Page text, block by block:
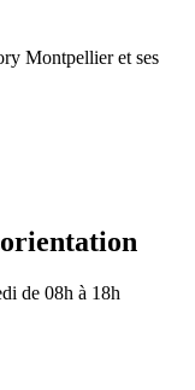
Montpellier et ses
de 08h à 18h